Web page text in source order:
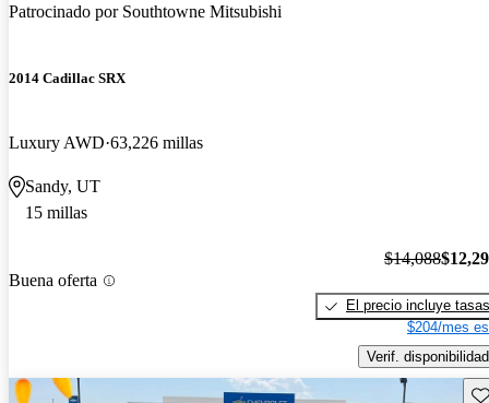
Patrocinado por Southtowne Mitsubishi
2014 Cadillac SRX
Luxury AWD 63,226 millas
Sandy, UT
15 millas
Buena oferta
$14,088
El precio incluye tasas
$204/mes
Verif. disponibilidad